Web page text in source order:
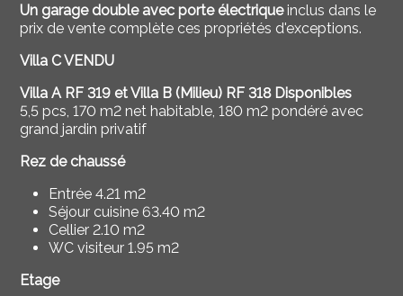
Un garage double avec porte électriqueinclus dans le
prix de vente complète ces propriétés d'exceptions.
Villa C VENDU
Villa A RF 319 et Villa B (Milieu) RF 318 Disponibles
5,5 pcs, 170 m2 net habitable, 180 m2 pondéré avec
grand jardin privatif
Rez de chaussé
Entrée 4.21 m2
Séjour cuisine 63.40 m2
Cellier 2.10 m2
WC visiteur 1.95 m2
Etage